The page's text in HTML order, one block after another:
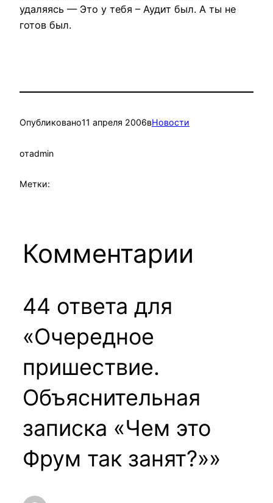
удаляясь — Это у тебя – Аудит был. А ты не
готов был.
Опубликовано11 апреля 2006вНовости
отadmin
Метки:
Комментарии
44 ответа для
«Очередное
пришествие.
Объяснительная
записка «Чем это
Фрум так занят?»»